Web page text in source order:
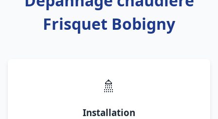
Frisquet Bobigny
🚿
Installation